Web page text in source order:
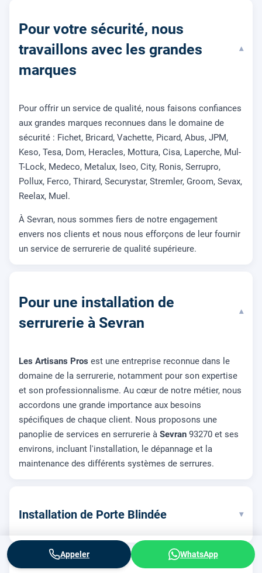
Pour votre sécurité, nous
travaillons avec les grandes
marques
▾
Pour offrir un service de qualité, nous faisons confiances
aux grandes marques reconnues dans le domaine de
sécurité : Fichet, Bricard, Vachette, Picard, Abus, JPM,
Keso, Tesa, Dom, Heracles, Mottura, Cisa, Laperche, Mul-
T-Lock, Medeco, Metalux, Iseo, City, Ronis, Serrupro,
Pollux, Ferco, Thirard, Securystar, Stremler, Groom, Sevax,
Reelax, Muel.
À Sevran, nous sommes fiers de notre engagement
envers nos clients et nous nous efforçons de leur fournir
un service de serrurerie de qualité supérieure.
Pour une installation de
serrurerie à Sevran
▾
Les Artisans Pros est une entreprise reconnue dans le
domaine de la serrurerie, notamment pour son expertise
et son professionnalisme. Au cœur de notre métier, nous
accordons une grande importance aux besoins
spécifiques de chaque client. Nous proposons une
panoplie de services en serrurerie à Sevran 93270 et ses
environs, incluant l'installation, le dépannage et la
maintenance des différents systèmes de serrures.
Installation de Porte Blindée ▾
Appeler WhatsApp